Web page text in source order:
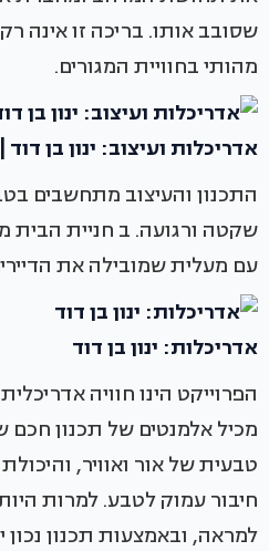
שסובב אותו. בריכה זו אינה
מהותי בחוויית המגורים.
אדריכלות ועיצוב: ינון בן דוד
התכנון והעיצוב מתחשבים
שקטה ורגועה. ב חניית הבית
עם מעלית שמובילה את
אדריכלות: ינון בן דוד
הפרוייקט הינו חוויה
מכיל אלמנטים של תכנון חכם
טבעית של אור ואוויר,
חיבור עמוק לטבע. למרות
למראה, ובאמצעות תכנון נכון